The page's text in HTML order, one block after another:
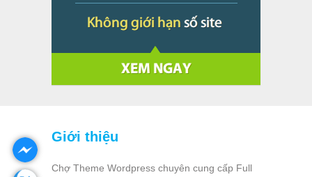
Giới thiệu
Chợ Theme Wordpress chuyên cung cấp Full